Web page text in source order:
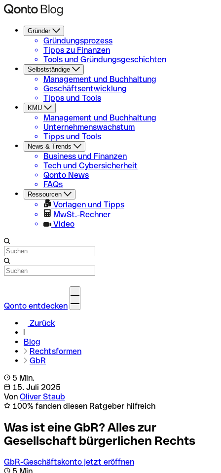
Gründer
Gründungsprozess
Tipps zu Finanzen
Tools und Gründungsgeschichten
Selbstständige
Management und Buchhaltung
Geschäftsentwicklung
Tipps und Tools
KMU
Management und Buchhaltung
Unternehmenswachstum
Tipps und Tools
News & Trends
Business und Finanzen
Tech und Cybersicherheit
Qonto News
FAQs
Ressourcen
Vorlagen und Tipps
MwSt.-Rechner
Video
Qonto entdecken
Zurück
Blog
Rechtsformen
GbR
5 Min.
15. Juli 2025
Von Oliver Staub
100% fanden diesen Ratgeber hilfreich
Was ist eine GbR? Alles zur
Gesellschaft bürgerlichen Rechts
GbR-Geschäftskonto jetzt eröffnen